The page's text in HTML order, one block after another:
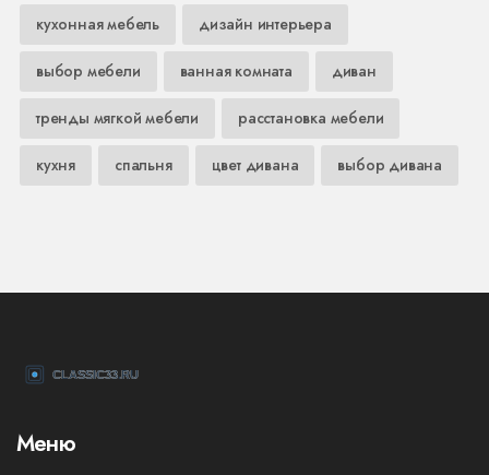
кухонная мебель дизайн интерьера
выбор мебели ванная комната диван
тренды мягкой мебели расстановка мебели
кухня спальня цвет дивана выбор дивана
Меню